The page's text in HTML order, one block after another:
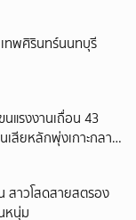
ทพศิรินทร์นนทบุรี
แรงงานเถื่อน 43
สียหลักพุ่งเกาะกลาง
สาวโสดสายสตรอง
หนุ่ม